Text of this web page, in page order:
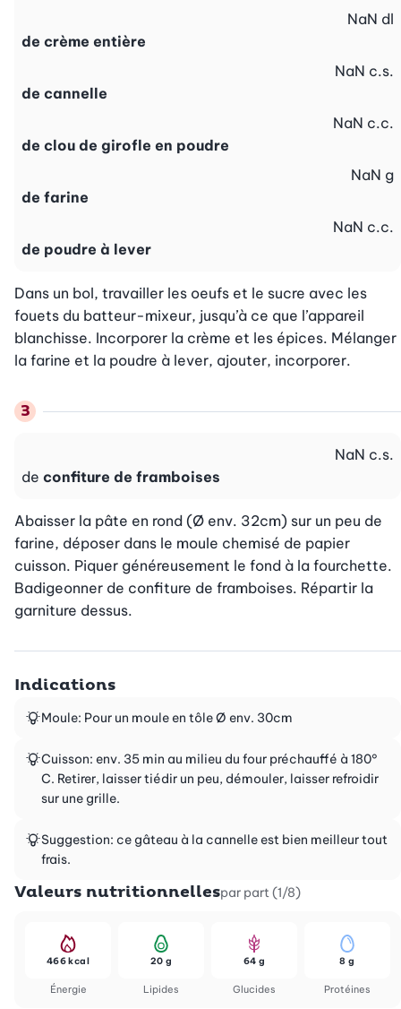
de crème entière
NaN dl
de cannelle
NaN c.s.
de clou de girofle en poudre
NaN c.c.
de farine
NaN g
de poudre à lever
NaN c.c.
Dans un bol, travailler les oeufs et le sucre avec les
fouets du batteur-mixeur, jusqu’à ce que l’appareil
blanchisse. Incorporer la crème et les épices. Mélanger
la farine et la poudre à lever, ajouter, incorporer.
de confiture de framboises
NaN c.s.
Abaisser la pâte en rond (Ø env. 32cm) sur un peu de
farine, déposer dans le moule chemisé de papier
cuisson. Piquer généreusement le fond à la fourchette.
Badigeonner de confiture de framboises. Répartir la
garniture dessus.
Indications
Moule: Pour un moule en tôle Ø env. 30cm
Cuisson: env. 35 min au milieu du four préchauffé à 180°
C. Retirer, laisser tiédir un peu, démouler, laisser refroidir
sur une grille.
Suggestion: ce gâteau à la cannelle est bien meilleur tout
frais.
Valeurs nutritionnellespar part (1/8)
Énergie
466 kcal
Lipides
20 g
Glucides
64 g
Protéines
8 g